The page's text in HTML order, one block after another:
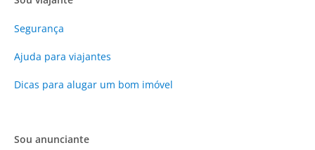
Segurança
Ajuda para viajantes
Dicas para alugar um bom imóvel
Sou anunciante